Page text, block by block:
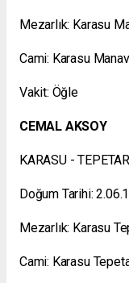
Mezarlık: Karasu
Cami: Karasu
Vakit: Öğle
CEMAL AKSOY
KARASU -
Doğum Tarihi:
Mezarlık: Karasu
Cami: Karasu